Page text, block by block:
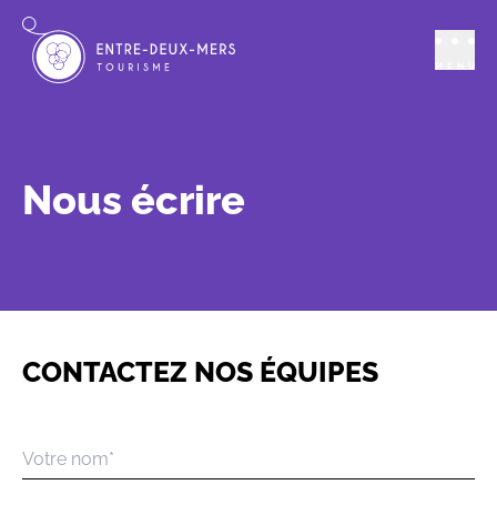
Nous écrire
CONTACTEZ NOS ÉQUIPES